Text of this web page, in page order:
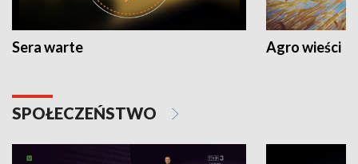
Sera warte Agro wieści
SPOŁECZEŃSTWO